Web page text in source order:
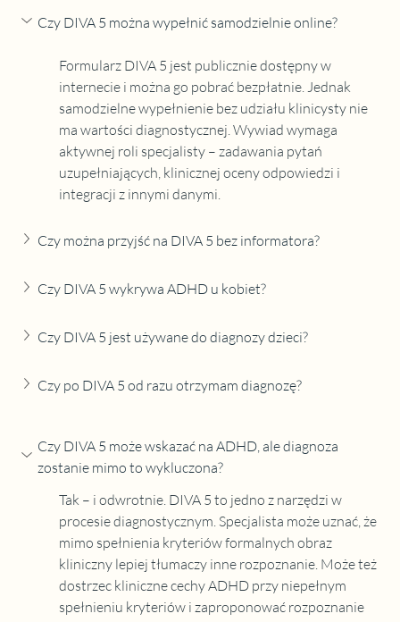
Czy DIVA 5 można wypełnić samodzielnie online?
Formularz DIVA 5 jest publicznie dostępny w
internecie i można go pobrać bezpłatnie. Jednak
samodzielne wypełnienie bez udziału klinicysty nie
ma wartości diagnostycznej. Wywiad wymaga
aktywnej roli specjalisty – zadawania pytań
uzupełniających, klinicznej oceny odpowiedzi i
integracji z innymi danymi.
Czy można przyjść na DIVA 5 bez informatora?
Czy DIVA 5 wykrywa ADHD u kobiet?
Czy DIVA 5 jest używane do diagnozy dzieci?
Czy po DIVA 5 od razu otrzymam diagnozę?
Czy DIVA 5 może wskazać na ADHD, ale diagnoza
zostanie mimo to wykluczona?
Tak – i odwrotnie. DIVA 5 to jedno z narzędzi w
procesie diagnostycznym. Specjalista może uznać, że
mimo spełnienia kryteriów formalnych obraz
kliniczny lepiej tłumaczy inne rozpoznanie. Może też
dostrzec kliniczne cechy ADHD przy niepełnym
spełnieniu kryteriów i zaproponować rozpoznanie